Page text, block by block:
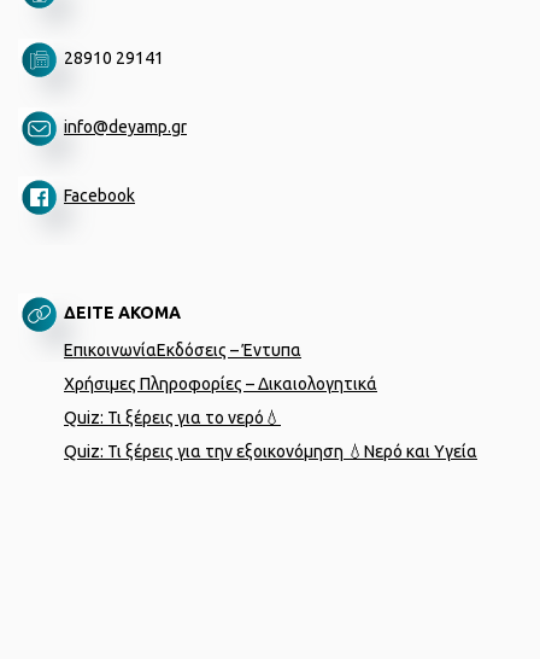
28910 29141
info@deyamp.gr
Facebook
ΔΕΙΤΕ ΑΚΟΜΑ
ΕπικοινωνίαΕκδόσεις – Έντυπα
Χρήσιμες Πληροφορίες – Δικαιολογητικά
Quiz: Τι ξέρεις για το νερό💧
Quiz: Τι ξέρεις για την εξοικονόμηση 💧 Νερό και Υγεία